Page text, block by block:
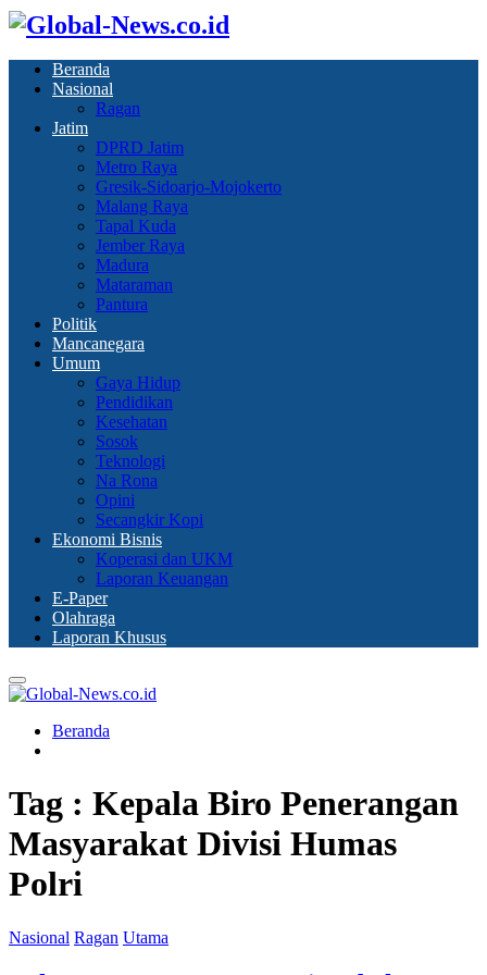
Beranda
Nasional
Ragan
Jatim
DPRD Jatim
Metro Raya
Gresik-Sidoarjo-Mojokerto
Malang Raya
Tapal Kuda
Jember Raya
Madura
Mataraman
Pantura
Politik
Mancanegara
Umum
Gaya Hidup
Pendidikan
Kesehatan
Sosok
Teknologi
Na Rona
Opini
Secangkir Kopi
Ekonomi Bisnis
Koperasi dan UKM
Laporan Keuangan
E-Paper
Olahraga
Laporan Khusus
Primary
Menu
Beranda
Tag : Kepala Biro Penerangan
Masyarakat Divisi Humas
Polri
Nasional Ragan Utama